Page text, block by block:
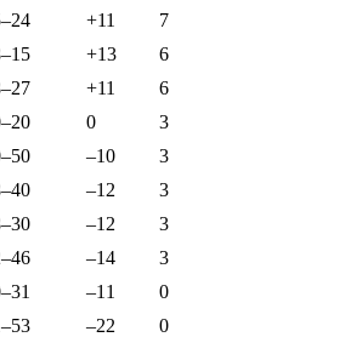
+11
7
+13
6
+11
6
0
3
–10
3
–12
3
–12
3
–14
3
–11
0
–22
0